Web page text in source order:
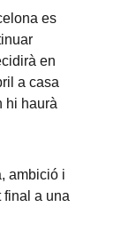
es
en
a casa
hi haurà
ambició i
final a una